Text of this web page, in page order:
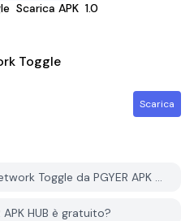
Scarica APK 1.0
Toggle
Scarica
Come faccio a scaricare Network Toggle da PGYER APK HUB?
HUB è gratuito?